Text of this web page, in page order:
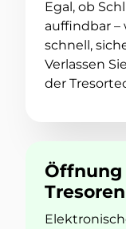
Egal, ob
auffindbar –
schnell,
Verlassen
der
Tresoren